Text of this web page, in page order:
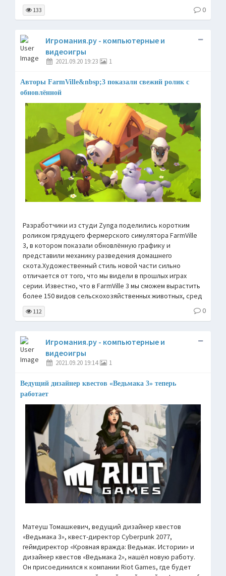
133 0
Игромания.ру - компьютерные и
видеоигры
2021.09.20 19:23 1
Авторы FarmVille&nbsp;3 показали свежий ролик с
обновлённой
Разработчики из студи Zynga поделились коротким
роликом грядущего фермерского симулятора FarmVille
3, в котором показали обновлённую графику и
представили механику разведения домашнего
скота.Художественный стиль новой части сильно
отличается от того, что мы видели в прошлых играх
серии. Известно, что в FarmVille 3 мы сможем вырастить
более 150 видов сельскохозяйственных животных, сред
112 0
Игромания.ру - компьютерные и
видеоигры
2021.09.20 19:14 1
Ведущий дизайнер квестов «Ведьмака 3» теперь
работает
Матеуш Томашкевич, ведущий дизайнер квестов
«Ведьмака 3», квест-директор Cyberpunk 2077,
геймдиректор «Кровная вражда: Ведьмак. Истории» и
дизайнер квестов «Ведьмака 2», нашёл новую работу.
Он присоединился к компании Riot Games, где будет